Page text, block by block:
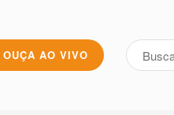
OUÇA AO VIVO